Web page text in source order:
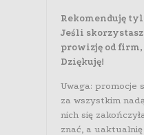
Rekomenduję
Jeśli
prowizję od
Dziękuję!
Uwaga: promocje
za wszystkim
nich się
znać, a uaktualnię